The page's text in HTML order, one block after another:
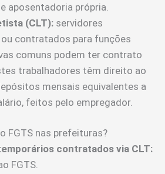
aposentadoria própria.
(CLT): servidores
contratados para funções
comuns podem ter contrato
trabalhadores têm direito ao
mensais equivalentes a
feitos pelo empregador.
FGTS nas prefeituras?
contratados via CLT:
FGTS.